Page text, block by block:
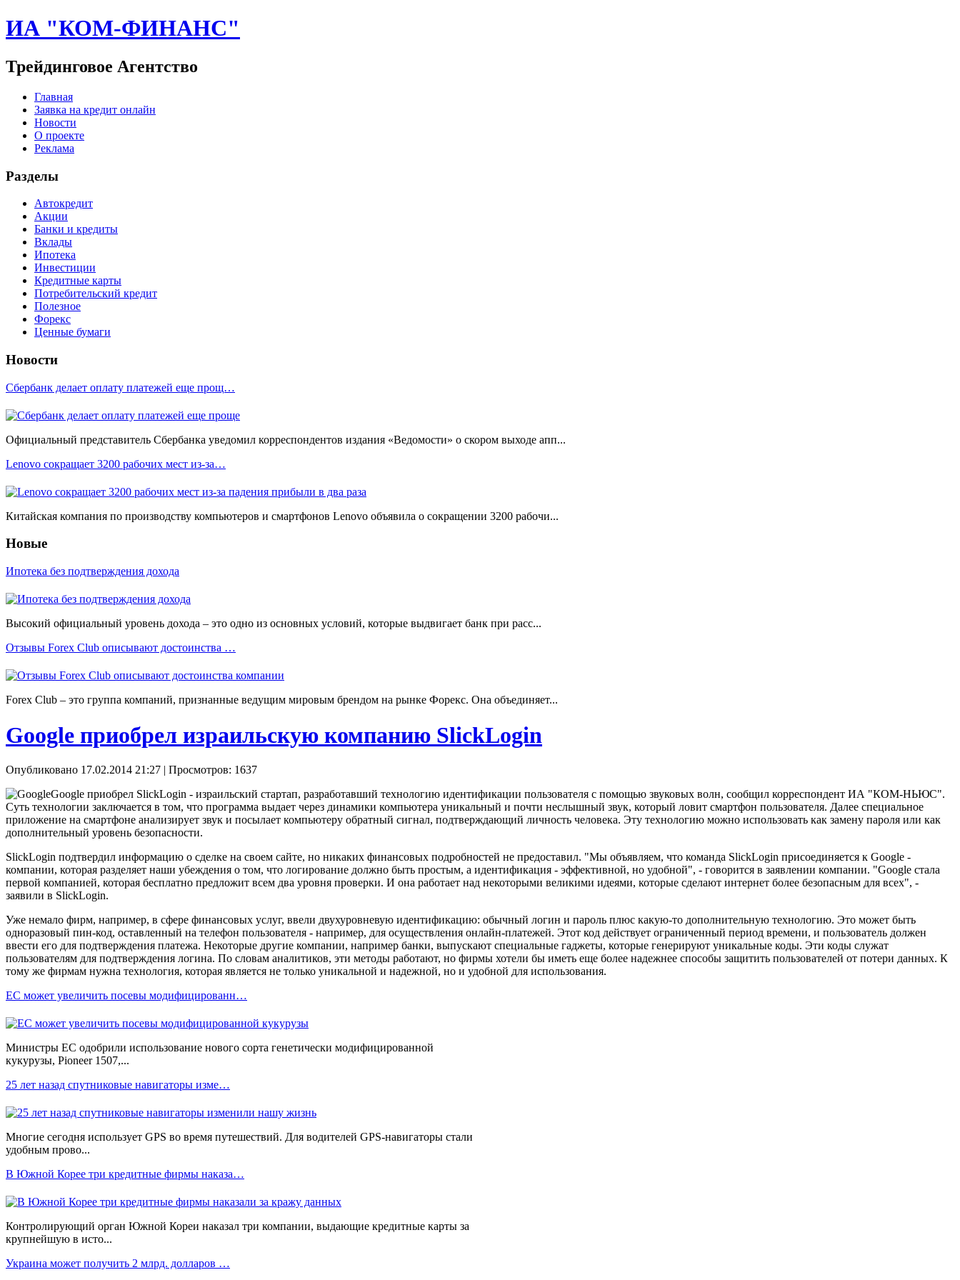
ИА "КОМ-ФИНАНС"
Трейдинговое Агентство
Главная
Заявка на кредит онлайн
Новости
О проекте
Реклама
Разделы
Автокредит
Акции
Банки и кредиты
Вклады
Ипотека
Инвестиции
Кредитные карты
Потребительский кредит
Полезное
Форекс
Ценные бумаги
Новости
Сбербанк делает оплату платежей еще прощ…
Официальный представитель Сбербанка уведомил корреспондентов издания «Ведомости» о скором выходе апп...
Lenovo сокращает 3200 рабочих мест из-за…
Китайская компания по производству компьютеров и смартфонов Lenovo объявила о сокращении 3200 рабочи...
Новые
Ипотека без подтверждения дохода
Высокий официальный уровень дохода – это одно из основных условий, которые выдвигает банк при расс...
Отзывы Forex Сlub описывают достоинства …
Forex Сlub – это группа компаний, признанные ведущим мировым брендом на рынке Форекс. Она объединяет...
Google приобрел израильскую компанию SlickLogin
Опубликовано 17.02.2014 21:27 | Просмотров: 1637
Google приобрел SlickLogin - израильский стартап, разработавший технологию идентификации пользователя с помощью звуковых волн, сообщил корреспондент ИА "КОМ-НЬЮС".
Суть технологии заключается в том, что программа выдает через динамики компьютера уникальный и почти неслышный звук, который ловит смартфон пользователя. Далее специальное
приложение на смартфоне анализирует звук и посылает компьютеру обратный сигнал, подтверждающий личность человека. Эту технологию можно использовать как замену пароля или как
дополнительный уровень безопасности.
SlickLogin подтвердил информацию о сделке на своем сайте, но никаких финансовых подробностей не предоставил. "Мы объявляем, что команда SlickLogin присоединяется к Google -
компании, которая разделяет наши убеждения о том, что логирование должно быть простым, а идентификация - эффективной, но удобной", - говорится в заявлении компании. "Google стала
первой компанией, которая бесплатно предложит всем два уровня проверки. И она работает над некоторыми великими идеями, которые сделают интернет более безопасным для всех", -
заявили в SlickLogin.
Уже немало фирм, например, в сфере финансовых услуг, ввели двухуровневую идентификацию: обычный логин и пароль плюс какую-то дополнительную технологию. Это может быть
одноразовый пин-код, оставленный на телефон пользователя - например, для осуществления онлайн-платежей. Этот код действует ограниченный период времени, и пользователь должен
ввести его для подтверждения платежа. Некоторые другие компании, например банки, выпускают специальные гаджеты, которые генерируют уникальные коды. Эти коды служат
пользователям для подтверждения логина. По словам аналитиков, эти методы работают, но фирмы хотели бы иметь еще более надежнее способы защитить пользователей от потери данных. К
тому же фирмам нужна технология, которая является не только уникальной и надежной, но и удобной для использования.
ЕС может увеличить посевы модифицированн…
Министры ЕС одобрили использование нового сорта генетически модифицированной
кукурузы, Pioneer 1507,...
25 лет назад спутниковые навигаторы изме…
Многие сегодня использует GPS во время путешествий. Для водителей GPS-навигаторы стали
удобным прово...
В Южной Корее три кредитные фирмы наказа…
Контролирующий орган Южной Кореи наказал три компании, выдающие кредитные карты за
крупнейшую в исто...
Украина может получить 2 млрд. долларов …